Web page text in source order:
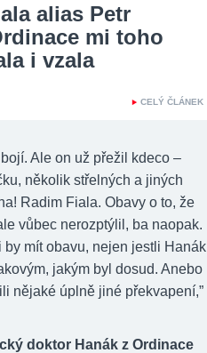
alias Petr
mi toho
i vzala
CELÝ ČLÁNEK
Ale on už přežil kdeco –
několik střelných a jiných
Radim Fiala. Obavy o to, že
vůbec nerozptýlil, ba naopak.
by mít obavu, nejen jestli Hanák
jakým byl dosud. Anebo
nějaké úplně jiné překvapení,”
doktor Hanák z Ordinace